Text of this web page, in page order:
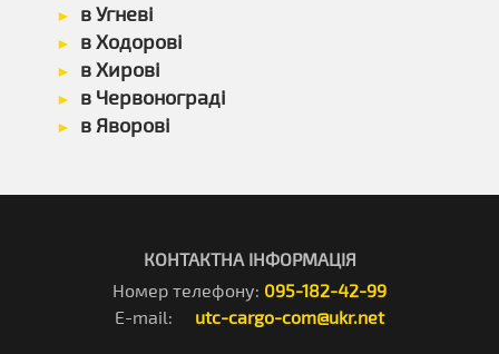
в Угневі
в Ходорові
в Хирові
в Червонограді
в Яворові
КОНТАКТНА ІНФОРМАЦІЯ
Номер телефону: 095-182-42-99
E-mail: utc-cargo-com@ukr.net